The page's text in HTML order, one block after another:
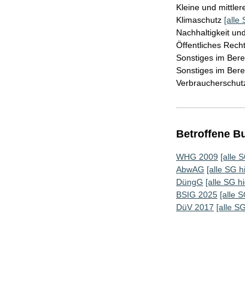
Kleine und
Klimaschutz [alle
Nachhaltigkeit
Öffentliches Recht
Sonstiges im
Sonstiges im
Betroffene
WHG 2009 [alle
AbwAG [alle SG
DüngG [alle SG
BSIG 2025 [alle
DüV 2017 [alle